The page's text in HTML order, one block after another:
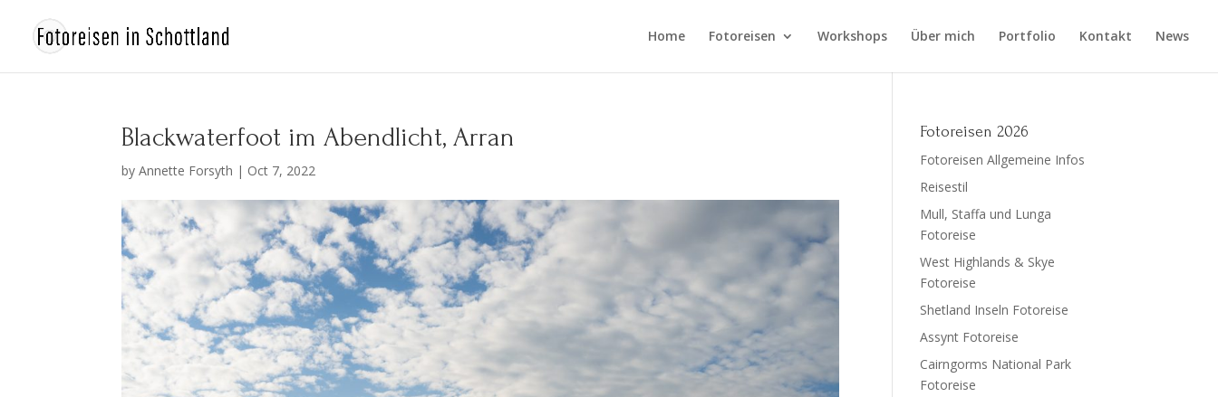
Home Fotoreisen Workshops Über mich Portfolio Kontakt News
Blackwaterfoot im Abendlicht, Arran
byAnnette Forsyth | Oct 7, 2022
Fotoreisen 2026
Fotoreisen Allgemeine Infos
Reisestil
Mull, Staffa und Lunga
Fotoreise
West Highlands & Skye
Fotoreise
Shetland Inseln Fotoreise
Assynt Fotoreise
Cairngorms National Park
Fotoreise